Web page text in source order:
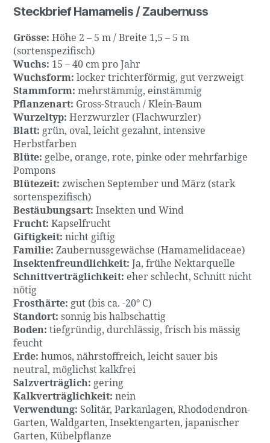
Steckbrief Hamamelis / Zaubernuss
Grösse: Höhe 2 – 5 m / Breite 1,5 – 5 m
(sortenspezifisch)
Wuchs: 15 – 40 cm pro Jahr
Wuchsform:locker trichterförmig, gut verzweigt
Stammform: mehrstämmig, einstämmig
Pflanzenart: Gross-Strauch / Klein-Baum
Wurzeltyp: Herzwurzler (Flachwurzler)
Blatt: grün, oval, leicht gezahnt, intensive
Herbstfarben
Blüte: gelbe, orange, rote, pinke oder mehrfarbige
Pompons
Blütezeit:zwischen September und März (stark
sortenspezifisch)
Bestäubungsart: Insekten und Wind
Frucht:Kapselfrucht
Giftigkeit: nicht giftig
Familie: Zaubernussgewächse (Hamamelidaceae)
Insektenfreundlichkeit: Ja, frühe Nektarquelle
Schnittverträglichkeit: eher schlecht, Schnitt nicht
nötig
Frosthärte: gut (bis ca. -20° C)
Standort: sonnig bis halbschattig
Boden:tiefgründig, durchlässig, frisch bis mässig
feucht
Erde: humos, nährstoffreich, leicht sauer bis
neutral, möglichst kalkfrei
Salzverträglich: gering
Kalkverträglichkeit:nein
Verwendung:Solitär, Parkanlagen, Rhododendron-
Garten, Waldgarten, Insektengarten, japanischer
Garten, Kübelpflanze